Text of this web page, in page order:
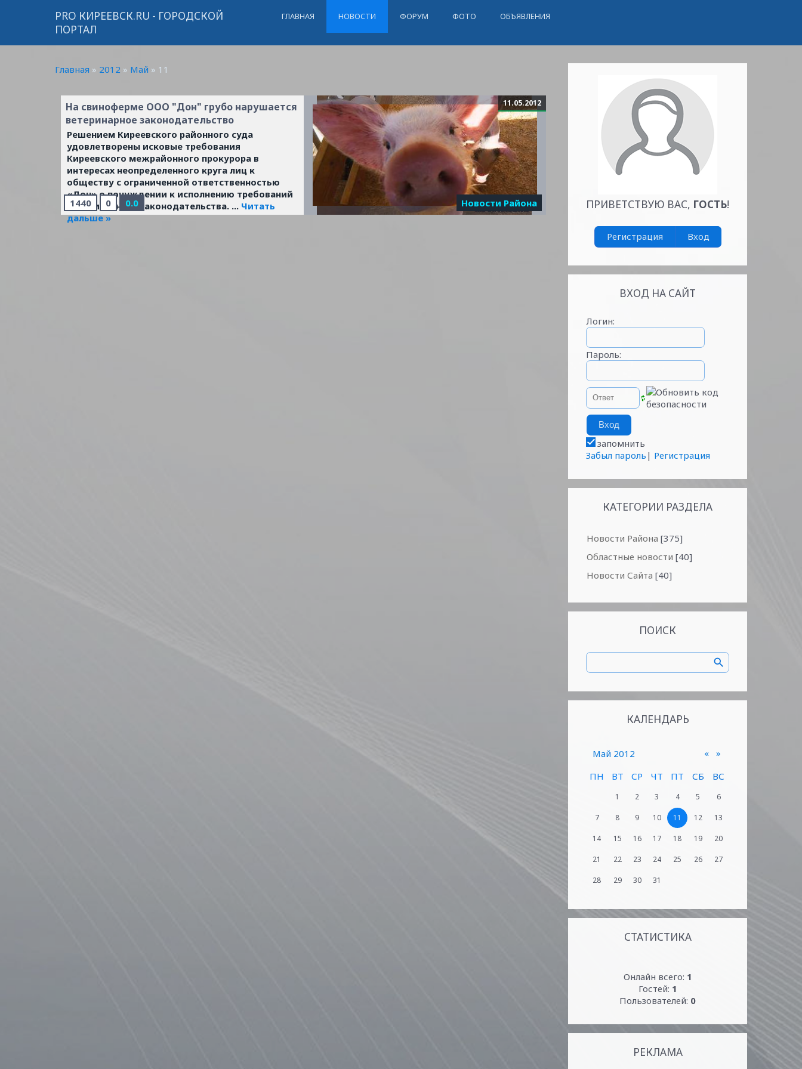
PRO КИРЕЕВСК.RU - ГОРОДСКОЙ
ПОРТАЛ
ГЛАВНАЯ НОВОСТИ ФОРУМ ФОТО ОБЪЯВЛЕНИЯ
Главная » 2012 » Май » 11
На свиноферме ООО "Дон" грубо нарушается
ветеринарное законодательство
Решением Киреевского районного суда
удовлетворены исковые требования
Киреевского межрайонного прокурора в
интересах неопределенного круга лиц к
обществу с ограниченной ответственностью
«Дон» о понуждении к исполнению требований
ветеринарного законодательства. ... Читать
дальше »
1440 0 0.0
11.05.2012
Новости Района ПРИВЕТСТВУЮ ВАС, ГОСТЬ!
Регистрация Вход
ВХОД НА САЙТ
Логин:
Пароль:
запомнить
Забыл пароль | Регистрация
КАТЕГОРИИ РАЗДЕЛА
Новости Района [375]
Областные новости [40]
Новости Сайта [40]
ПОИСК
КАЛЕНДАРЬ
«
Май 2012
»
ПН
ВТ СР ЧТ ПТ СБ ВС
1 2 3 4 5 6
7 8 9 10 11 12 13
14 15 16 17 18 19 20
21 22 23 24 25 26 27
28 29 30 31
СТАТИСТИКА
Онлайн всего: 1
Гостей: 1
Пользователей: 0
РЕКЛАМА